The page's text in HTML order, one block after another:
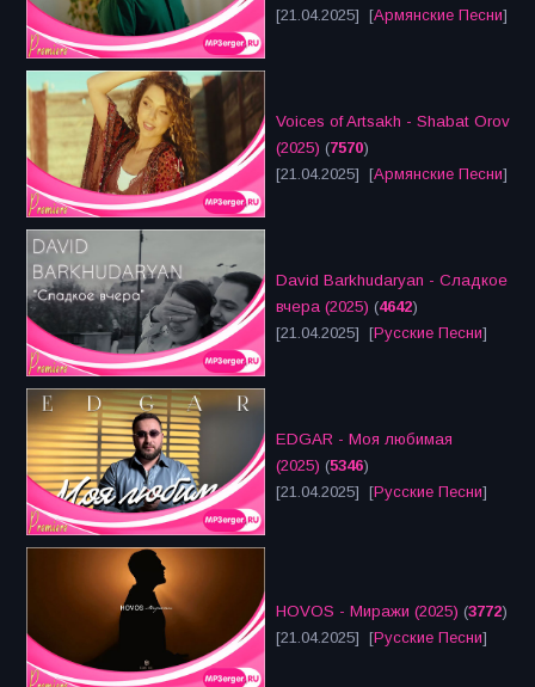
[21.04.2025] [Армянские Песни]
Voices of Artsakh - Shabat Orov
(2025) (7570)
[21.04.2025] [Армянские Песни]
David Barkhudaryan - Сладкое
вчера (2025) (4642)
[21.04.2025] [Русские Песни]
EDGAR - Моя любимая
(2025) (5346)
[21.04.2025] [Русские Песни]
HOVOS - Миражи (2025) (3772)
[21.04.2025] [Русские Песни]